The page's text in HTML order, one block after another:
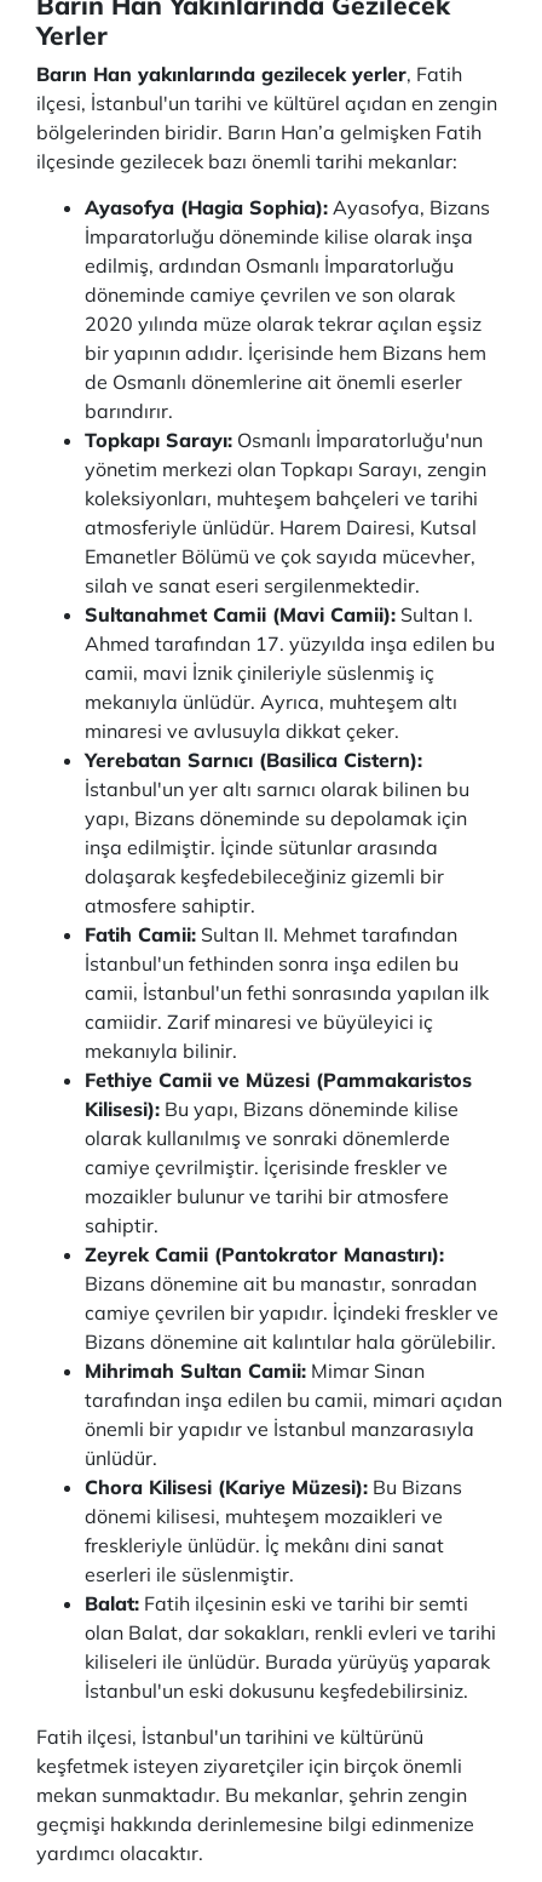
Yerler
Barın Han yakınlarında gezilecek yerler, Fatih
ilçesi, İstanbul'un tarihi ve kültürel açıdan en zengin
bölgelerinden biridir. Barın Han’a gelmişken Fatih
ilçesinde gezilecek bazı önemli tarihi mekanlar:
Ayasofya (Hagia Sophia): Ayasofya, Bizans
İmparatorluğu döneminde kilise olarak inşa
edilmiş, ardından Osmanlı İmparatorluğu
döneminde camiye çevrilen ve son olarak
2020 yılında müze olarak tekrar açılan eşsiz
bir yapının adıdır. İçerisinde hem Bizans hem
de Osmanlı dönemlerine ait önemli eserler
barındırır.
Topkapı Sarayı: Osmanlı İmparatorluğu'nun
yönetim merkezi olan Topkapı Sarayı, zengin
koleksiyonları, muhteşem bahçeleri ve tarihi
atmosferiyle ünlüdür. Harem Dairesi, Kutsal
Emanetler Bölümü ve çok sayıda mücevher,
silah ve sanat eseri sergilenmektedir.
Sultanahmet Camii (Mavi Camii): Sultan I.
Ahmed tarafından 17. yüzyılda inşa edilen bu
camii, mavi İznik çinileriyle süslenmiş iç
mekanıyla ünlüdür. Ayrıca, muhteşem altı
minaresi ve avlusuyla dikkat çeker.
Yerebatan Sarnıcı (Basilica Cistern):
İstanbul'un yer altı sarnıcı olarak bilinen bu
yapı, Bizans döneminde su depolamak için
inşa edilmiştir. İçinde sütunlar arasında
dolaşarak keşfedebileceğiniz gizemli bir
atmosfere sahiptir.
Fatih Camii: Sultan II. Mehmet tarafından
İstanbul'un fethinden sonra inşa edilen bu
camii, İstanbul'un fethi sonrasında yapılan ilk
camiidir. Zarif minaresi ve büyüleyici iç
mekanıyla bilinir.
Fethiye Camii ve Müzesi (Pammakaristos
Kilisesi): Bu yapı, Bizans döneminde kilise
olarak kullanılmış ve sonraki dönemlerde
camiye çevrilmiştir. İçerisinde freskler ve
mozaikler bulunur ve tarihi bir atmosfere
sahiptir.
Zeyrek Camii (Pantokrator Manastırı):
Bizans dönemine ait bu manastır, sonradan
camiye çevrilen bir yapıdır. İçindeki freskler ve
Bizans dönemine ait kalıntılar hala görülebilir.
Mihrimah Sultan Camii: Mimar Sinan
tarafından inşa edilen bu camii, mimari açıdan
önemli bir yapıdır ve İstanbul manzarasıyla
ünlüdür.
Chora Kilisesi (Kariye Müzesi): Bu Bizans
dönemi kilisesi, muhteşem mozaikleri ve
freskleriyle ünlüdür. İç mekânı dini sanat
eserleri ile süslenmiştir.
Balat: Fatih ilçesinin eski ve tarihi bir semti
olan Balat, dar sokakları, renkli evleri ve tarihi
kiliseleri ile ünlüdür. Burada yürüyüş yaparak
İstanbul'un eski dokusunu keşfedebilirsiniz.
Fatih ilçesi, İstanbul'un tarihini ve kültürünü
keşfetmek isteyen ziyaretçiler için birçok önemli
mekan sunmaktadır. Bu mekanlar, şehrin zengin
geçmişi hakkında derinlemesine bilgi edinmenize
yardımcı olacaktır.